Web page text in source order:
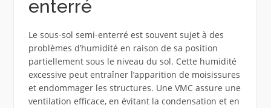
enterré
Le sous-sol semi-enterré est souvent sujet à des
problèmes d’humidité en raison de sa position
partiellement sous le niveau du sol. Cette humidité
excessive peut entraîner l’apparition de moisissures
et endommager les structures. Une VMC assure une
ventilation efficace, en évitant la condensation et en